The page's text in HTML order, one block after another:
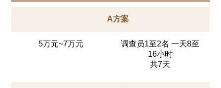
A方案
5万元~7万元
调查员1至2名 一天8至
16小时
共7天